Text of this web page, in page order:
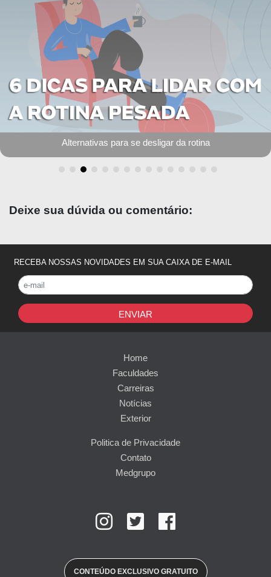
Instagram para médicos: 6 erros que você não deve cometer
Deixe sua dúvida ou comentário:
RECEBA NOSSAS NOVIDADES EM SUA CAIXA DE E-MAIL
ENVIAR
Home
Faculdades
Carreiras
Notícias
Exterior
Politica de Privacidade
Contato
Medgrupo
CONTEÚDO EXCLUSIVO GRATUITO